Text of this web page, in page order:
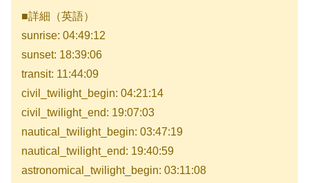
■詳細（英語）
sunrise: 04:49:12
sunset: 18:39:06
transit: 11:44:09
civil_twilight_begin: 04:21:14
civil_twilight_end: 19:07:03
nautical_twilight_begin: 03:47:19
nautical_twilight_end: 19:40:59
astronomical_twilight_begin: 03:11:08